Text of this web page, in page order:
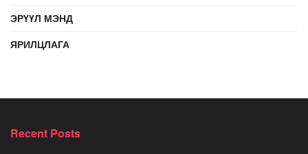
ЭРҮҮЛ МЭНД
ЯРИЛЦЛАГА
Recent Posts